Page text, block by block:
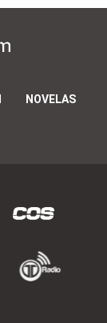
NOVELAS